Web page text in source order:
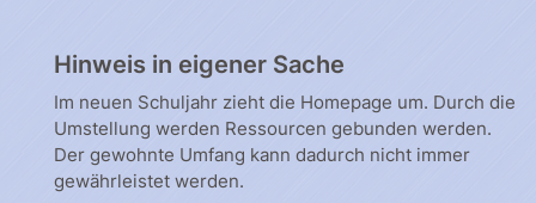
Hinweis in eigener Sache
Im neuen Schuljahr zieht die Homepage um. Durch die
Umstellung werden Ressourcen gebunden werden.
Der gewohnte Umfang kann dadurch nicht immer
gewährleistet werden.